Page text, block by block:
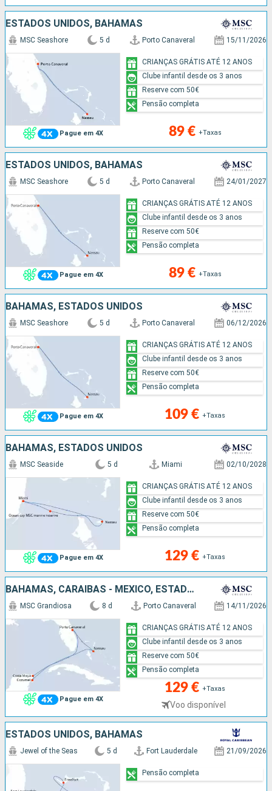
ESTADOS UNIDOS, BAHAMAS
Pague em 4X
MSC Seashore 5 d Porto Canaveral 15/11/2026
89 € +Taxas
CRIANÇAS GRÁTIS ATÉ 12 ANOS
Clube infantil desde os 3 anos
Reserve com 50€
Pensão completa
ESTADOS UNIDOS, BAHAMAS
Pague em 4X
MSC Seashore 5 d Porto Canaveral 24/01/2027
89 € +Taxas
CRIANÇAS GRÁTIS ATÉ 12 ANOS
Clube infantil desde os 3 anos
Reserve com 50€
Pensão completa
BAHAMAS, ESTADOS UNIDOS
Pague em 4X
MSC Seashore 5 d Porto Canaveral 06/12/2026
109 € +Taxas
CRIANÇAS GRÁTIS ATÉ 12 ANOS
Clube infantil desde os 3 anos
Reserve com 50€
Pensão completa
BAHAMAS, ESTADOS UNIDOS
Pague em 4X
MSC Seaside 5 d Miami 02/10/2028
129 € +Taxas
CRIANÇAS GRÁTIS ATÉ 12 ANOS
Clube infantil desde os 3 anos
Reserve com 50€
Pensão completa
BAHAMAS, CARAIBAS - MEXICO, ESTADOS UNIDOS
Pague em 4X
MSC Grandiosa 8 d Porto Canaveral 14/11/2026
129 € +Taxas
Voo disponível
CRIANÇAS GRÁTIS ATÉ 12 ANOS
Clube infantil desde os 3 anos
Reserve com 50€
Pensão completa
ESTADOS UNIDOS, BAHAMAS
Jewel of the Seas 5 d Fort Lauderdale 21/09/2026
Pensão completa